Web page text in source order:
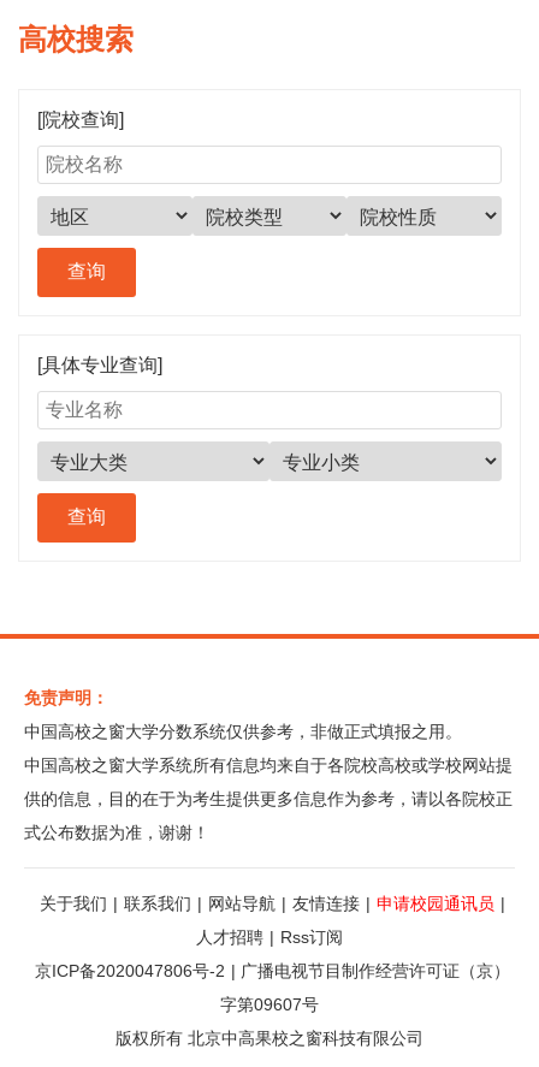
高校搜索
[院校查询]
[具体专业查询]
免责声明：
中国高校之窗大学分数系统仅供参考，非做正式填报之用。
中国高校之窗大学系统所有信息均来自于各院校高校或学校网站提
供的信息，目的在于为考生提供更多信息作为参考，请以各院校正
式公布数据为准，谢谢！
关于我们 | 联系我们 | 网站导航 | 友情连接 | 申请校园通讯员 |
人才招聘 | Rss订阅
京ICP备2020047806号-2 | 广播电视节目制作经营许可证（京）
字第09607号
版权所有 北京中高果校之窗科技有限公司